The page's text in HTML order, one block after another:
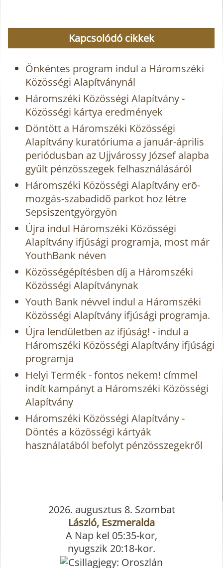
Kapcsolódó cikkek
Önkéntes program indul a Háromszéki
Közösségi Alapítványnál
Háromszéki Közösségi Alapítvány -
Közösségi kártya eredmények
Döntött a Háromszéki Közösségi
Alapítvány kuratóriuma a január-április
periódusban az Ujjvárossy József alapba
gyűlt pénzösszegek felhasználásáról
Háromszéki Közösségi Alapítvány erõ-
mozgás-szabadidõ parkot hoz létre
Sepsiszentgyörgyön
Újra indul Háromszéki Közösségi
Alapítvány ifjúsági programja, most már
YouthBank néven
Közösségépítésben díj a Háromszéki
Közösségi Alapítványnak
Youth Bank névvel indul a Háromszéki
Közösségi Alapítvány ifjúsági programja.
Újra lendületben az ifjúság! - indul a
Háromszéki Közösségi Alapítvány ifjúsági
programja
Helyi Termék - fontos nekem! címmel
indít kampányt a Háromszéki Közösségi
Alapítvány
Háromszéki Közösségi Alapítvány -
Döntés a közösségi kártyák
használatából befolyt pénzösszegekről
2026. augusztus 8. Szombat
László, Eszmeralda
A Nap kel 05:35-kor,
nyugszik 20:18-kor.